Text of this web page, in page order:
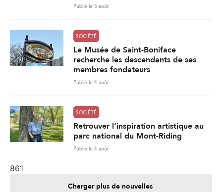
Publié le 5 août
SOCIÉTÉ
Le Musée de Saint-Boniface
recherche les descendants de ses
membres fondateurs
Publié le 4 août
SOCIÉTÉ
Retrouver l’inspiration artistique au
parc national du Mont-Riding
Publié le 4 août
861
Charger plus de nouvelles